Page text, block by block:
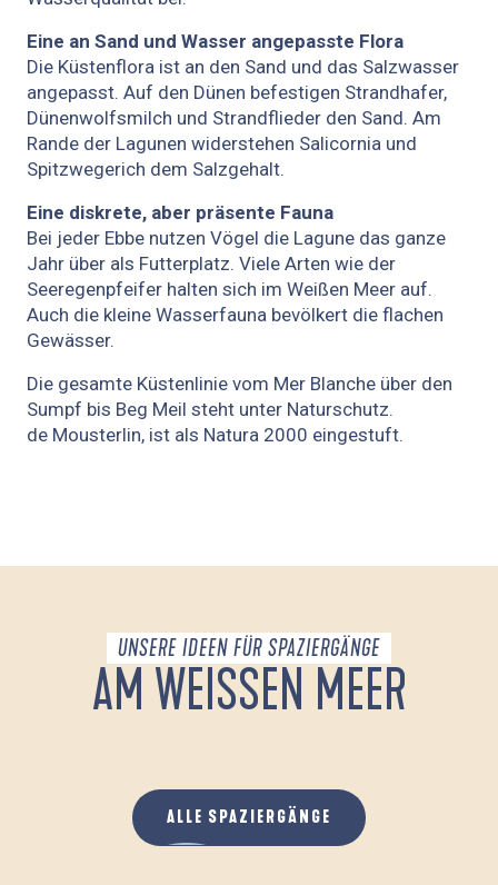
Eine an Sand und Wasser angepasste Flora
Die Küstenflora ist an den Sand und das Salzwasser
angepasst. Auf den Dünen befestigen Strandhafer,
Dünenwolfsmilch und Strandflieder den Sand. Am
Rande der Lagunen widerstehen Salicornia und
Spitzwegerich dem Salzgehalt.
Eine diskrete, aber präsente Fauna
Bei jeder Ebbe nutzen Vögel die Lagune das ganze
Jahr über als Futterplatz. Viele Arten wie der
Seeregenpfeifer halten sich im Weißen Meer auf.
Auch die kleine Wasserfauna bevölkert die flachen
Gewässer.
Die gesamte Küstenlinie vom Mer Blanche über den
Sumpf bis Beg Meil steht unter Naturschutz.
de Mousterlin, ist als Natura 2000 eingestuft.
UNSERE IDEEN FÜR SPAZIERGÄNGE
AM WEISSEN MEER
ALLE SPAZIERGÄNGE